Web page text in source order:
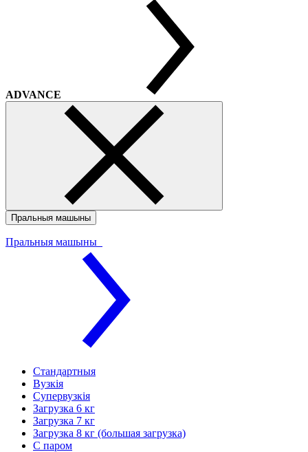
ADVANCE
Пральныя машыны
Пральныя машыны
Стандартныя
Вузкія
Супервузкія
Загрузка 6 кг
Загрузка 7 кг
Загрузка 8 кг (большая загрузка)
С паром